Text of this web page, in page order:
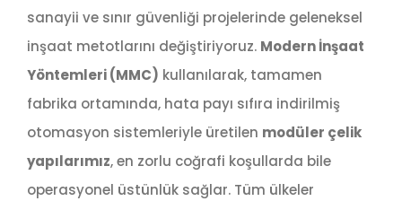
sanayii ve sınır güvenliği projelerinde geleneksel
inşaat metotlarını değiştiriyoruz. Modern İnşaat
Yöntemleri (MMC) kullanılarak, tamamen
fabrika ortamında, hata payı sıfıra indirilmiş
otomasyon sistemleriyle üretilen modüler çelik
yapılarımız, en zorlu coğrafi koşullarda bile
operasyonel üstünlük sağlar. Tüm ülkeler